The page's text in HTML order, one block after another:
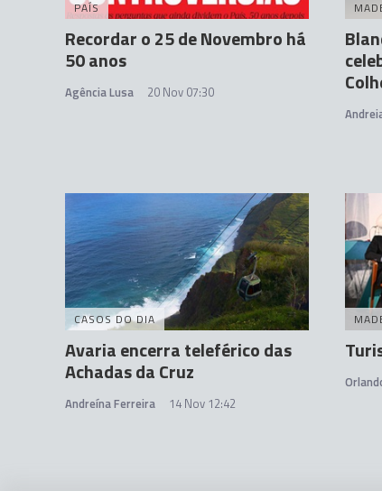
PAÍS
Recordar o 25 de Novembro há
50 anos
Agência Lusa 20 Nov 07:30
CASOS DO DIA
Avaria encerra teleférico das
Achadas da Cruz
Andreína Ferreira 14 Nov 12:42